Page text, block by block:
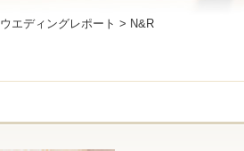
ウエディングレポート > N&R